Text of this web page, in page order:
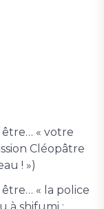
« votre
Cléopâtre
! »)
« la police